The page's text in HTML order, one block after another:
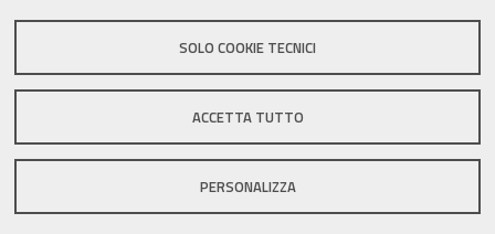
SOLO COOKIE TECNICI
ACCETTA TUTTO
PERSONALIZZA
Sito istituzionale Comune di Zola Predosa
Privacy policy|DPO|Accessibilità